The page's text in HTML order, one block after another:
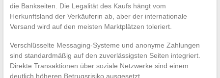
die Bankseiten. Die Legalität des Kaufs hängt vom
Herkunftsland der Verkäuferin ab, aber der internationale
Versand wird auf den meisten Marktplätzen toleriert.
Verschlüsselte Messaging-Systeme und anonyme Zahlungen
sind standardmäßig auf den zuverlässigsten Seiten integriert.
Direkte Transaktionen über soziale Netzwerke sind einem
deutlich höheren Betrugsrisiko ausgesetzt.